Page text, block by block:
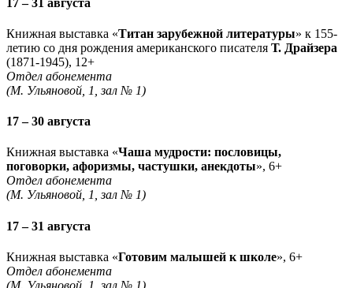
Книжная выставка «Титан зарубежной литературы» к 155-
летию со дня рождения американского писателя Т. Драйзера
(1871-1945), 12+
Отдел абонемента
(М. Ульяновой, 1, зал № 1)
17 – 30 августа
Книжная выставка «Чаша мудрости: пословицы,
поговорки, афоризмы, частушки, анекдоты», 6+
Отдел абонемента
(М. Ульяновой, 1, зал № 1)
17 – 31 августа
Книжная выставка «Готовим малышей к школе», 6+
Отдел абонемента
(М. Ульяновой, 1, зал № 1)